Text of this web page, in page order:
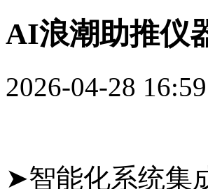
AI浪潮助推仪
2026-04-28
➤智能化系统集